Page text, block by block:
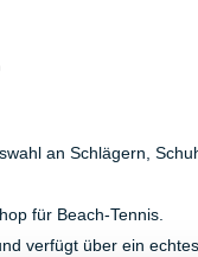
an Schlägern,
für Beach-Tennis.
verfügt über ein